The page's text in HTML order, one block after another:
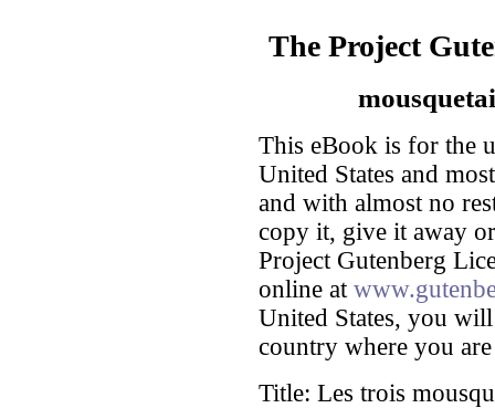
The Project
This eBook is for the
United States and
and with almost no
copy it, give it away
Project Gutenberg
online at
United States, you
country where you
Title: Les trois